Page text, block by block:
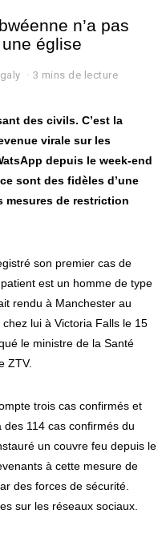
n’a pas
église
3 mins de lecture
des civils. C’est la
virale sur les
depuis le week-end
sont des fidèles d’une
mesures de restriction
son premier cas de
est un homme de type
rendu à Manchester au
lui à Victoria Falls le 15
le ministre de la Santé
ZTV.
trois cas confirmés et
114 cas confirmés du
un couvre feu depuis le
à cette mesure de
des forces de sécurité.
sur les réseaux sociaux.